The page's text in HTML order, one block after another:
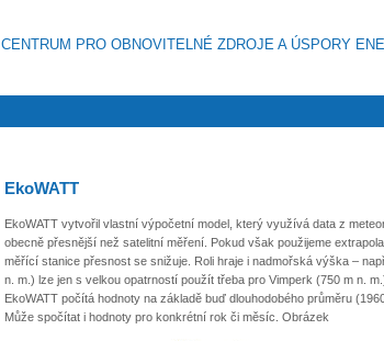
CENTRUM PRO OBNOVITELNÉ ZDROJE A ÚSPORY
EkoWATT
EkoWATT vytvořil vlastní výpočetní model, který využívá data z
obecně přesnější než satelitní měření. Pokud však použijeme
měřící stanice přesnost se snižuje. Roli hraje i nadmořská výška –
n. m.) lze jen s velkou opatrností použít třeba pro Vimperk (750 m n.
EkoWATT počítá hodnoty na základě buď dlouhodobého průměru
Může spočítat i hodnoty pro konkrétní rok či měsíc. Obrázek